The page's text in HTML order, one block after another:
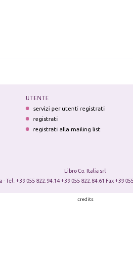
UTENTE
servizi per utenti registrati
registrati
registrati alla mailing list
Libro Co. Italia srl
- Tel. +39 055 822.94.14 +39 055 822.84.61 Fax +39
credits